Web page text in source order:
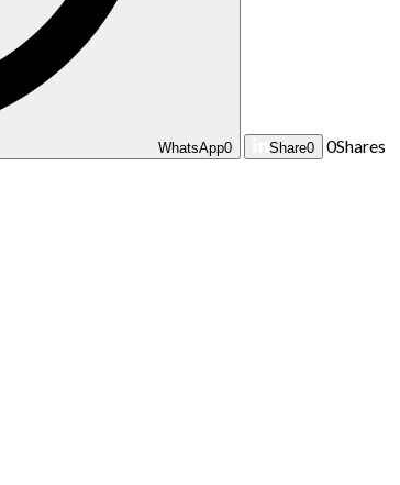
WhatsApp0 Share0 0Shares